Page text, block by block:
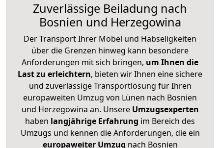
Zuverlässige Beiladung nach
Bosnien und Herzegowina
Der Transport Ihrer Möbel und Habseligkeiten
über die Grenzen hinweg kann besondere
Anforderungen mit sich bringen, um Ihnen die
Last zu erleichtern, bieten wir Ihnen eine sichere
und zuverlässige Transportlösung für Ihren
europaweiten Umzug von Lünen nach Bosnien
und Herzegowina an. Unsere Umzugsexperten
haben langjährige Erfahrung im Bereich des
Umzugs und kennen die Anforderungen, die ein
europaweiter Umzug nach Bosnien